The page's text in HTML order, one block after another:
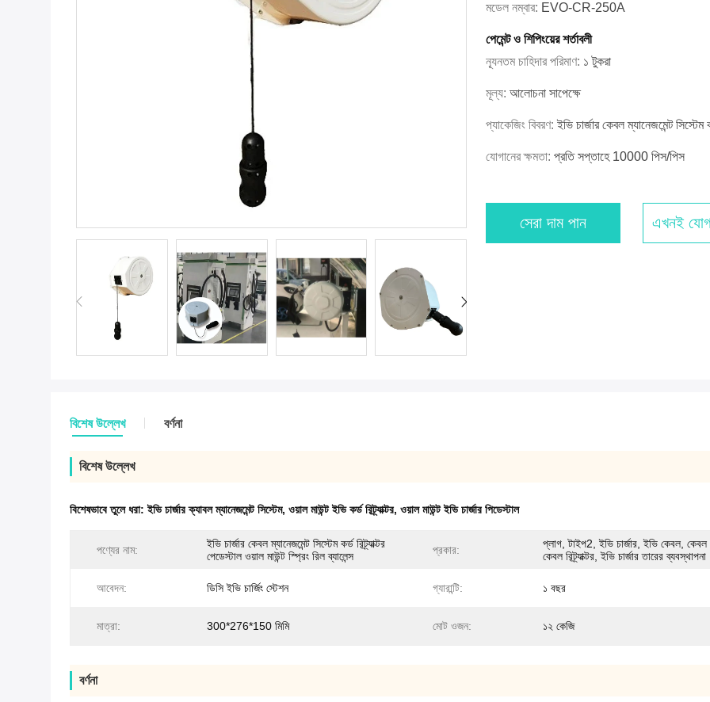
মডেল নম্বার: EVO-CR-250A
পেমেন্ট ও শিপিংয়ের শর্তাবলী
ন্যূনতম চাহিদার পরিমাণ: ১ টুকরা
মূল্য: আলোচনা সাপেক্ষে
প্যাকেজিং বিবরণ:ইভি চার্জার কেবল ম্যানেজমেন্ট সিস্টেম
যোগানের ক্ষমতা: প্রতি সপ্তাহে 10000 পিস/পিস
সেরা দাম পান এখনই
বিশেষ উল্লেখ বর্ণনা
বিশেষ উল্লেখ
বিশেষভাবে তুলে ধরা:ইভি চার্জার ক্যাবল ম্যানেজমেন্ট সিস্টেম, ওয়াল মাউন্ট ইভি কর্ড রিট্র্যাক্টর, ওয়াল মাউন্ট ইভি চার্জার পিডেস্টাল
পণ্যের নাম:
ইভি চার্জার কেবল ম্যানেজমেন্ট সিস্টেম কর্ড রিট্র্যাক্টর
পেডেস্টাল ওয়াল মাউন্ট স্প্রিং রিল ব্যালেন্স
প্রকার:
প্লাগ, টাইপ2, ইভি চার্জার, ইভি কেবল, কেবল
কেবল রিট্র্যাক্টর, ইভি চার্জার তারের ব্যবস্থাপনা
আবেদন: ডিসি ইভি চার্জিং স্টেশন গ্যারান্টি: ১ বছর
মাত্রা: 300*276*150 মিমি মোট ওজন: ১২ কেজি
বর্ণনা